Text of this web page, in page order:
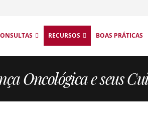
RECURSOS BOAS PRÁTICAS
Oncológica e seus